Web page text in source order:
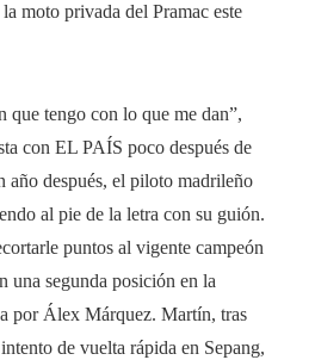
moto privada del Pramac este
que tengo con lo que me dan”,
con EL PAÍS poco después de
año después, el piloto madrileño
al pie de la letra con su guión.
puntos al vigente campeón
una segunda posición en la
por Álex Márquez. Martín, tras
de vuelta rápida en Sepang,